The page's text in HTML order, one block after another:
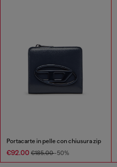
Portacarte in pelle con chiusura zip
€92.00 €185.00-50%